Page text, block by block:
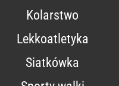
Kolarstwo
Lekkoatletyka
Siatkówka